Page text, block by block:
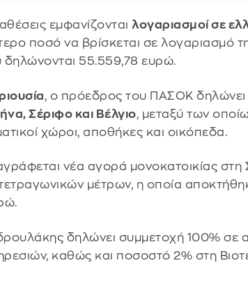
εμφανίζονται λογαριασμοί σε
ποσό να βρίσκεται σε λογαριασμό
δηλώνονται 55.559,78 ευρώ.
, ο πρόεδρος του ΠΑΣΟΚ δηλώνει
Σέριφο και Βέλγιο, μεταξύ των
χώροι, αποθήκες και οικόπεδα.
νέα αγορά μονοκατοικίας στη
μέτρων, η οποία
δηλώνει συμμετοχή 100% σε
καθώς και ποσοστό 2% στη